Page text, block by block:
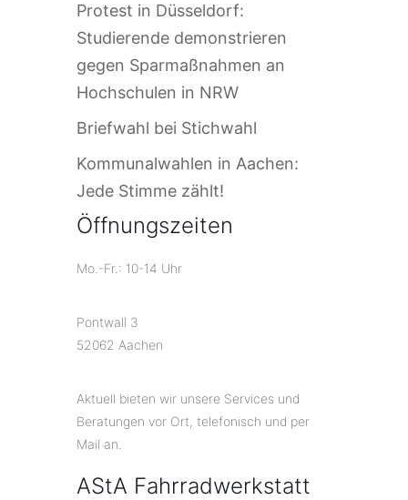
Protest in Düsseldorf:
Studierende demonstrieren
gegen Sparmaßnahmen an
Hochschulen in NRW
Briefwahl bei Stichwahl
Kommunalwahlen in Aachen:
Jede Stimme zählt!
Öffnungszeiten
Mo.-Fr.: 10-14 Uhr
Pontwall 3
52062 Aachen
Aktuell bieten wir unsere Services und
Beratungen vor Ort, telefonisch und per
Mail an.
AStA Fahrradwerkstatt